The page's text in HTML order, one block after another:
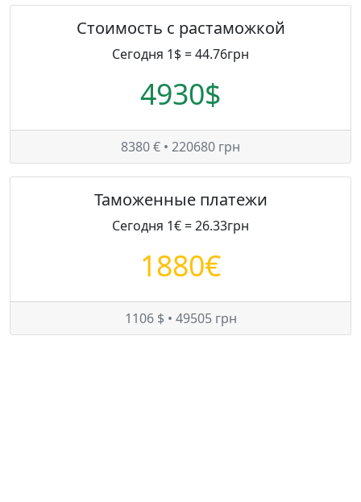
Стоимость с растаможкой
Сегодня 1$ = 44.76грн
4930$
8380 € • 220680 грн
Таможенные платежи
Сегодня 1€ = 26.33грн
1880€
1106 $ • 49505 грн